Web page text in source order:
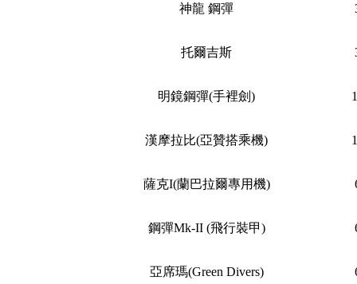
神龍 鋼彈
托爾吉斯
明鏡鋼彈(手裡劍)
漢摩拉比(亞贊搭乘機)
薩克I(蘭巴拉爾專用機)
鋼彈Mk-II (飛行裝甲)
亞席瑪(Green Divers)